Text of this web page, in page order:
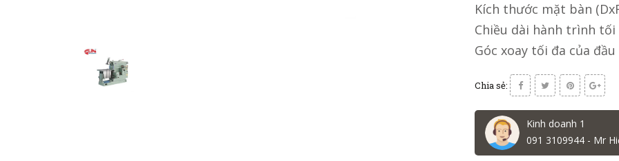
Kích thước mặt bàn
Chiều dài hành trình tối
Góc xoay tối đa của đầu
Chia sẻ:
Kinh doanh 1
091 3109944 - Mr